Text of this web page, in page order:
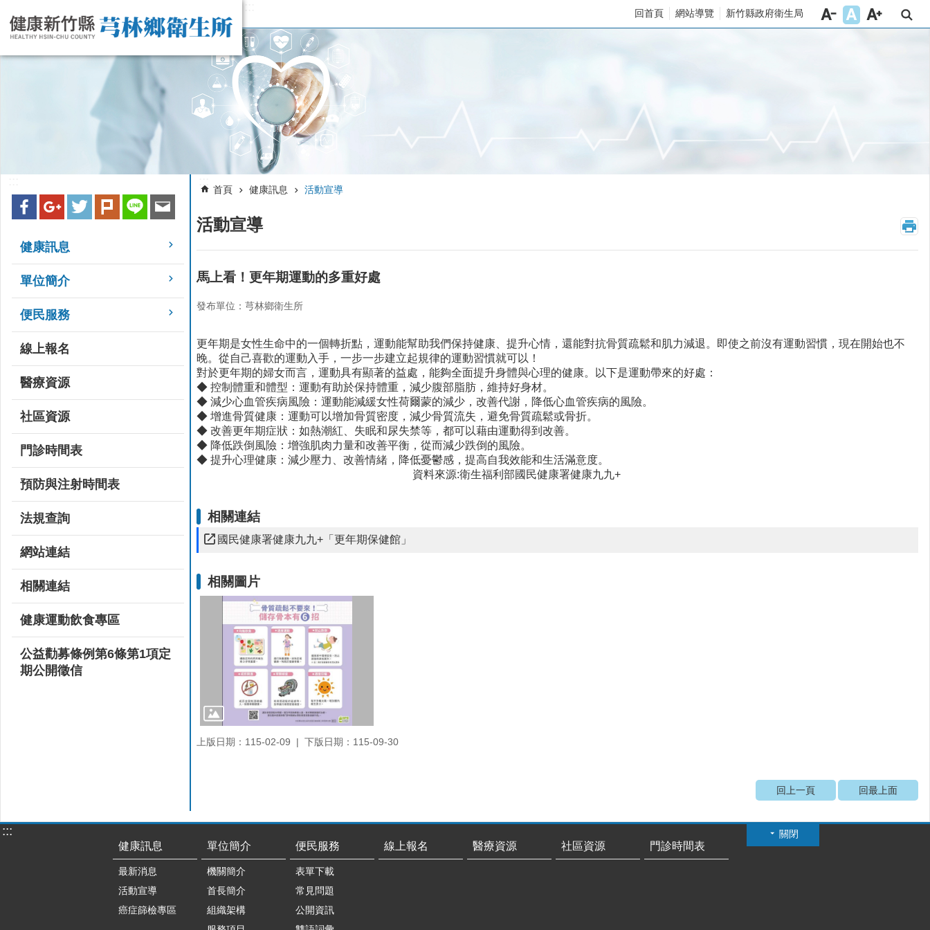
跳到主要內容區塊 回首頁 網站導覽 新竹縣政府衛生局
健康訊息
單位簡介
便民服務
線上報名
醫療資源
社區資源
門診時間表
預防與注射時間表
法規查詢
網站連結
相關連結
健康運動飲食專區
公益勸募條例第6條第1項定
期公開徵信
首頁 健康訊息 活動宣導
活動宣導 _
馬上看！更年期運動的多重好處
發布單位：芎林鄉衛生所
更年期是女性生命中的一個轉折點，運動能幫助我們保持健康、提升心情，還能對抗骨質疏鬆和肌力減退。即使之前沒有運動習慣，現在開始也不
晚。從自己喜歡的運動入手，一步一步建立起規律的運動習慣就可以！
對於更年期的婦女而言，運動具有顯著的益處，能夠全面提升身體與心理的健康。以下是運動帶來的好處：
◆ 控制體重和體型：運動有助於保持體重，減少腹部脂肪，維持好身材。
◆ 減少心血管疾病風險：運動能減緩女性荷爾蒙的減少，改善代謝，降低心血管疾病的風險。
◆ 增進骨質健康：運動可以增加骨質密度，減少骨質流失，避免骨質疏鬆或骨折。
◆ 改善更年期症狀：如熱潮紅、失眠和尿失禁等，都可以藉由運動得到改善。
◆ 降低跌倒風險：增強肌肉力量和改善平衡，從而減少跌倒的風險。
◆ 提升心理健康：減少壓力、改善情緒，降低憂鬱感，提高自我效能和生活滿意度。
資料來源:衛生福利部國民健康署健康九九+
相關連結
國民健康署健康九九+「更年期保健館」
相關圖片
上版日期：115-02-09 下版日期：115-09-30
回上一頁 回最上面
關閉
:::
健康訊息
最新消息
活動宣導
癌症篩檢專區
單位簡介
機關簡介
首長簡介
組織架構
便民服務
表單下載
常見問題
公開資訊
線上報名 醫療資源 社區資源 門診時間表